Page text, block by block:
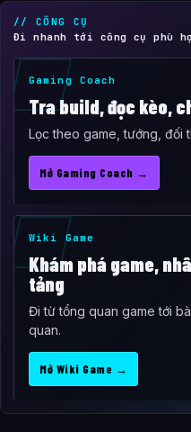
// CÔNG CỤ
Đi nhanh tới công cụ phù
Gaming Coach
Tra build, đọc kèo,
Lọc theo game, tướng, đối
Mở Gaming Coach →
Wiki Game
Khám phá game,
tảng
Đi từ tổng quan game tới
quan.
Mở Wiki Game →